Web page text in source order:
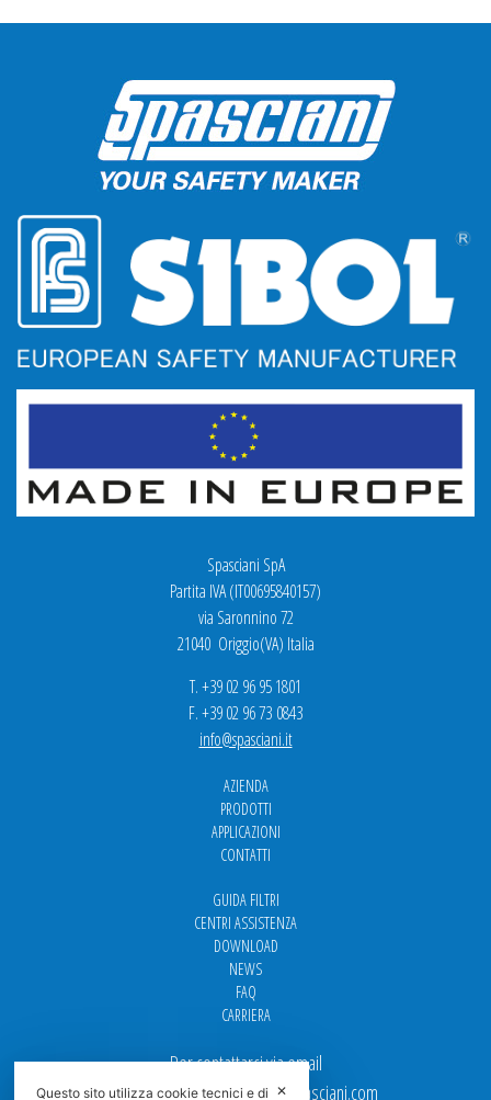
Spasciani SpA
Partita IVA (IT00695840157)
via Saronnino 72
21040 Origgio(VA) Italia
T. +39 02 96 95 1801
F. +39 02 96 73 0843
info@spasciani.it
AZIENDA
PRODOTTI
APPLICAZIONI
CONTATTI
GUIDA FILTRI
CENTRI ASSISTENZA
DOWNLOAD
NEWS
FAQ
CARRIERA
Per contattarci via email
Ufficio Vendite: italy.sales@spasciani.com
✕
Questo sito utilizza cookie tecnici e di